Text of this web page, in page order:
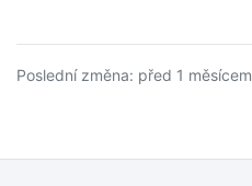
Poslední změna: před 1 měsícem